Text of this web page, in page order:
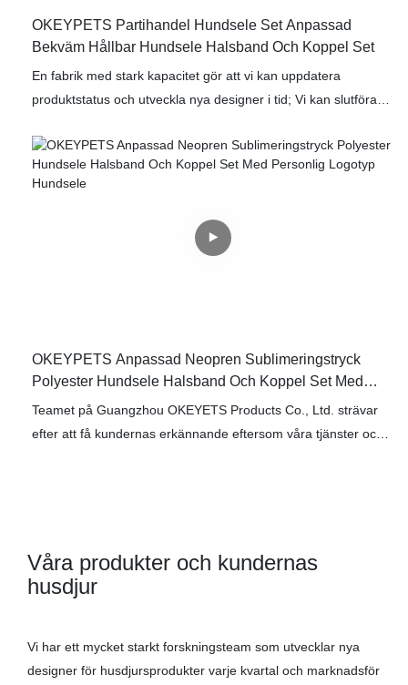
OKEYPETS Partihandel Hundsele Set Anpassad
Bekväm Hållbar Hundsele Halsband Och Koppel Set
En fabrik med stark kapacitet gör att vi kan uppdatera
produktstatus och utveckla nya designer i tid; Vi kan slutföra
kunder.
OKEYPETS Anpassad Neopren Sublimeringstryck
Polyester Hundsele Halsband Och Koppel Set Med
Personlig Logotyp Hundsele
Teamet på Guangzhou OKEYETS Products Co., Ltd. strävar
efter att få kundernas erkännande eftersom våra tjänster och
Våra produkter och kundernas
husdjur
Vi har ett mycket starkt forskningsteam som utvecklar nya
designer för husdjursprodukter varje kvartal och marknadsför